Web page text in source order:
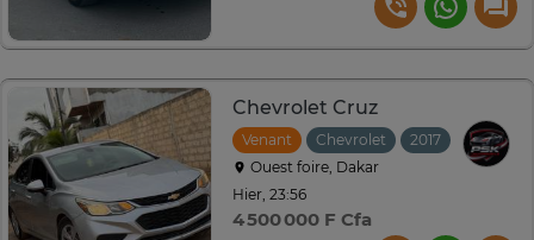
Chevrolet Cruz
Venant Chevrolet 2017
Ouest foire, Dakar
Hier, 23:56
4 500 000 F Cfa